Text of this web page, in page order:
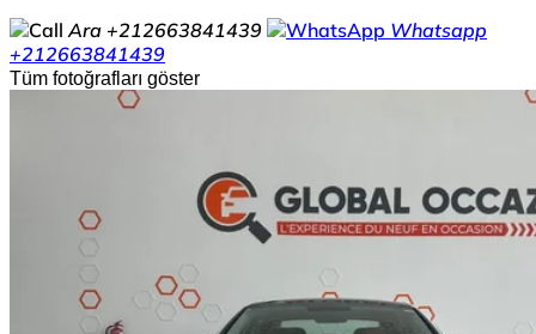
Ara +212663841439
Whatsapp
+212663841439
Tüm fotoğrafları göster